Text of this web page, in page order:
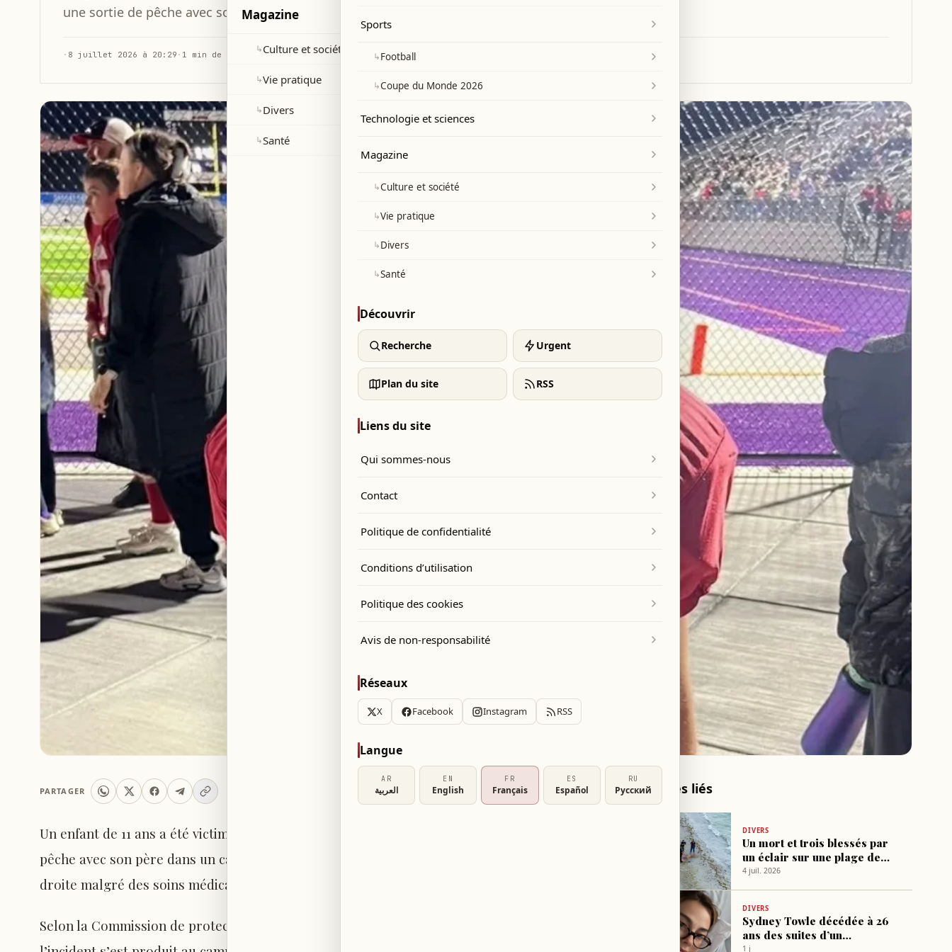
une sortie de pêche avec son père en Floride.
· 8 juillet 2026 à 20:29 · 1 min de lecture
PARTAGER
Un enfant de 11 ans a été victime d’une attaque soudaine d’un crocodile lors d’une sortie de
pêche avec son père dans un camp en Floride, ce qui a entraîné l’amputation de sa main
droite malgré des soins médicaux intensifs.
Selon la Commission de protection des poissons et de la faune sauvage de Floride (FWC),
Articles liés
DIVERS
Un mort et trois blessés par
un éclair sur une plage de
Floride
4 juil. 2026
DIVERS
Sydney Towle décédée à 26
ans des suites d’un
cholangiocarcinome
1 j
Magazine
↳Culture et société
↳Vie pratique
↳Divers
↳Santé
Sports
↳Football
↳Coupe du Monde 2026
Technologie et sciences
Magazine
↳Culture et société
↳Vie pratique
↳Divers
↳Santé
Découvrir
Recherche Urgent
Plan du site RSS
Liens du site
Qui sommes-nous
Contact
Politique de confidentialité
Conditions d’utilisation
Politique des cookies
Avis de non-responsabilité
Réseaux
X Facebook Instagram RSS
Langue
AR
العربية
EN
English
FR
Français
ES
Español
RU
Русский